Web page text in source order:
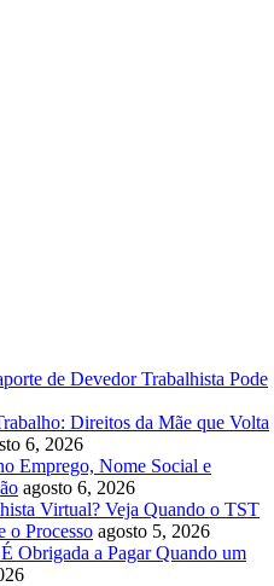
de Devedor Trabalhista Pode
Direitos da Mãe que Volta
6, 2026
Emprego, Nome Social e
agosto 6, 2026
Virtual? Veja Quando o TST
o Processo agosto 5, 2026
Obrigada a Pagar Quando um